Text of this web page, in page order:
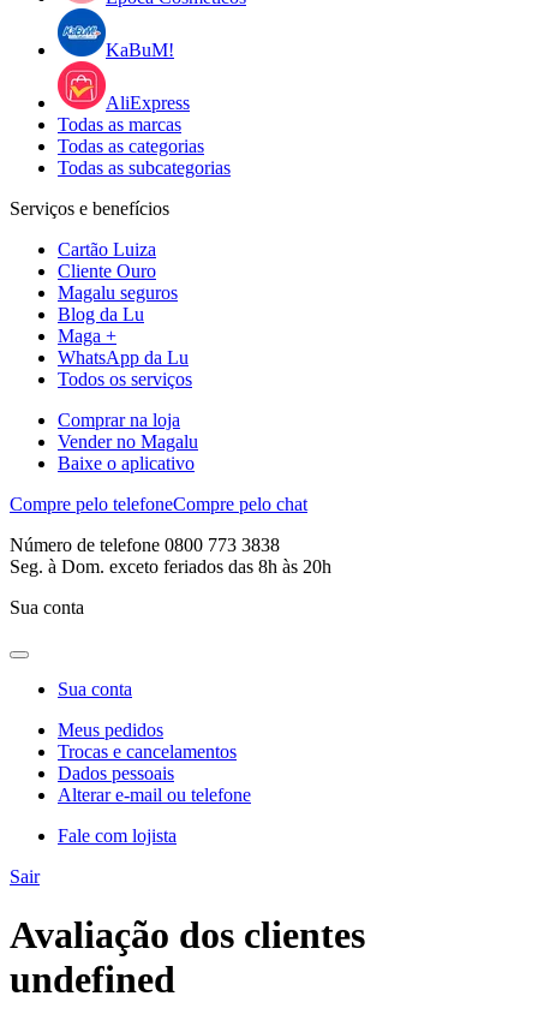
KaBuM!
AliExpress
Todas as marcas
Todas as categorias
Todas as subcategorias
Serviços e benefícios
Cartão Luiza
Cliente Ouro
Magalu seguros
Blog da Lu
Maga +
WhatsApp da Lu
Todos os serviços
Comprar na loja
Vender no Magalu
Baixe o aplicativo
Compre pelo telefoneCompre pelo chat
Número de telefone 0800 773 3838
Seg. à Dom. exceto feriados das 8h às 20h
Sua conta
Sua conta
Meus pedidos
Trocas e cancelamentos
Dados pessoais
Alterar e-mail ou telefone
Fale com lojista
Sair
Avaliação dos clientes
undefined